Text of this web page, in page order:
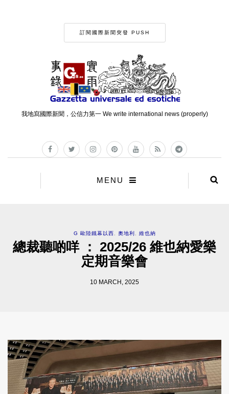
訂閱國際新聞突發 PUSH
我地寫國際新聞，公信力第一 We write international news (properly)
MENU
G 歐陸鐵幕以西 奧地利 維也納
總裁聽啲咩 ： 2025/26 維也納愛樂
定期音樂會
10 MARCH, 2025